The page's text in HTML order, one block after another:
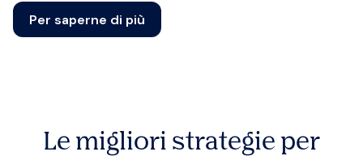
Per saperne di più
Le migliori strategie per